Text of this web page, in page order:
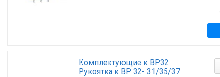
Комплектующие к ВР32
Рукоятка к ВР 32- 31/35/37